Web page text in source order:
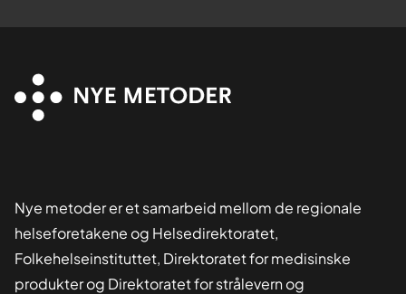
Nye metoder er et samarbeid mellom de regionale
helseforetakene og Helsedirektoratet,
Folkehelseinstituttet, Direktoratet for medisinske
produkter og Direktoratet for strålevern og